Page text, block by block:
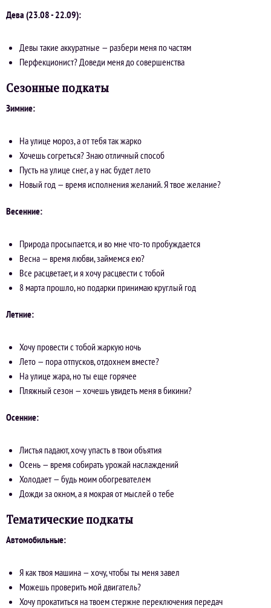
Дева (23.08 - 22.09):
Девы такие аккуратные — разбери меня по частям
Перфекционист? Доведи меня до совершенства
Сезонные подкаты
Зимние:
На улице мороз, а от тебя так жарко
Хочешь согреться? Знаю отличный способ
Пусть на улице снег, а у нас будет лето
Новый год — время исполнения желаний. Я твое желание?
Весенние:
Природа просыпается, и во мне что-то пробуждается
Весна — время любви, займемся ею?
Все расцветает, и я хочу расцвести с тобой
8 марта прошло, но подарки принимаю круглый год
Летние:
Хочу провести с тобой жаркую ночь
Лето — пора отпусков, отдохнем вместе?
На улице жара, но ты еще горячее
Пляжный сезон — хочешь увидеть меня в бикини?
Осенние:
Листья падают, хочу упасть в твои объятия
Осень — время собирать урожай наслаждений
Холодает — будь моим обогревателем
Дожди за окном, а я мокрая от мыслей о тебе
Тематические подкаты
Автомобильные:
Я как твоя машина — хочу, чтобы ты меня завел
Можешь проверить мой двигатель?
Хочу прокатиться на твоем стержне переключения передач